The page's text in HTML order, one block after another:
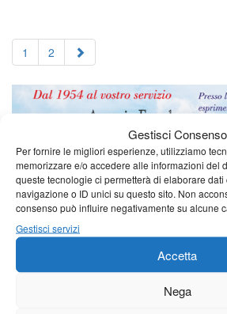
Gestisci Consenso
Per fornire le migliori esperienze, utilizziamo
memorizzare e/o accedere alle informazioni del
queste tecnologie ci permetterà di elaborare
navigazione o ID unici su questo sito. Non
consenso può influire negativamente su alcune
Gestisci servizi
Accetta
Nega
1 2